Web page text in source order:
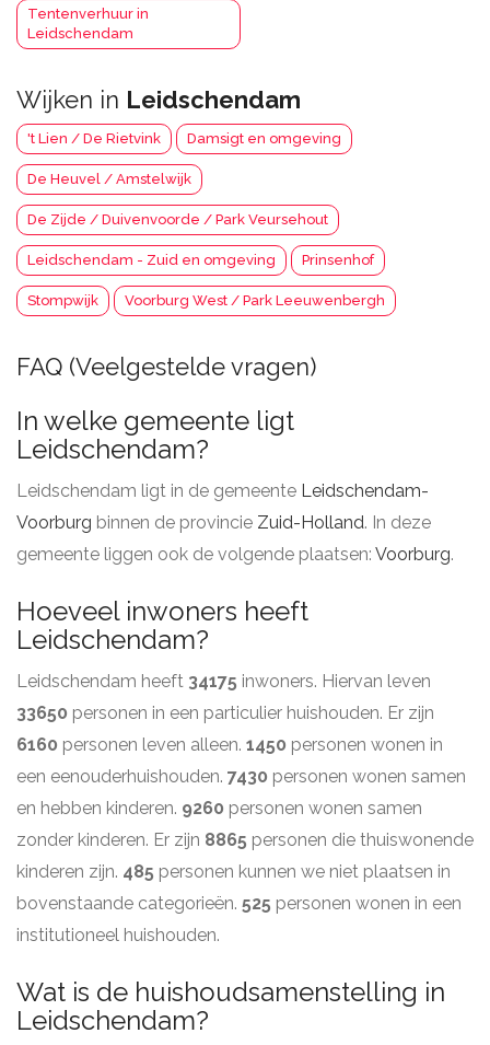
Tentenverhuur in
Leidschendam
Wijken in Leidschendam
't Lien / De Rietvink Damsigt en omgeving
De Heuvel / Amstelwijk
De Zijde / Duivenvoorde / Park Veursehout
Leidschendam - Zuid en omgeving Prinsenhof
Stompwijk Voorburg West / Park Leeuwenbergh
FAQ (Veelgestelde vragen)
In welke gemeente ligt
Leidschendam?
Leidschendam ligt in de gemeente Leidschendam-
Voorburg binnen de provincie Zuid-Holland. In deze
gemeente liggen ook de volgende plaatsen: Voorburg.
Hoeveel inwoners heeft
Leidschendam?
Leidschendam heeft 34175 inwoners. Hiervan leven
33650 personen in een particulier huishouden. Er zijn
6160 personen leven alleen. 1450 personen wonen in
een eenouderhuishouden. 7430 personen wonen samen
en hebben kinderen. 9260 personen wonen samen
zonder kinderen. Er zijn 8865 personen die thuiswonende
kinderen zijn. 485 personen kunnen we niet plaatsen in
bovenstaande categorieën. 525 personen wonen in een
institutioneel huishouden.
Wat is de huishoudsamenstelling in
Leidschendam?